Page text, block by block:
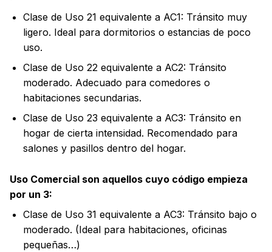
Clase de Uso 21 equivalente a AC1: Tránsito muy
ligero. Ideal para dormitorios o estancias de poco
uso.
Clase de Uso 22 equivalente a AC2: Tránsito
moderado. Adecuado para comedores o
habitaciones secundarias.
Clase de Uso 23 equivalente a AC3: Tránsito en
hogar de cierta intensidad. Recomendado para
salones y pasillos dentro del hogar.
Uso Comercial son aquellos cuyo código empieza
por un 3:
Clase de Uso 31 equivalente a AC3: Tránsito bajo o
moderado. (Ideal para habitaciones, oficinas
pequeñas…)